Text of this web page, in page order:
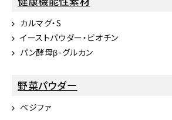
カルマグ・S
イーストパウダー・ビオチン
パン酵母β-グルカン
野菜パウダー
ベジファ